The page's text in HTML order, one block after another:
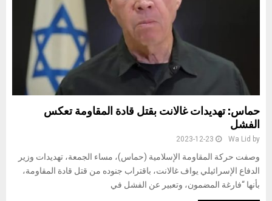
حماس: تهديدات غالانت بقتل قادة المقاومة تعكس
الفشل
by
Wa Lid
2023-12-23
وصفت حركة المقاومة الإسلامية (حماس)، مساء الجمعة، تهديدات وزير
الدفاع الإسرائيلي يواف غالانت، باقتراب جنوده من قتل قادة المقاومة،
بأنها “فارغة المضمون، وتعبير عن الفشل في